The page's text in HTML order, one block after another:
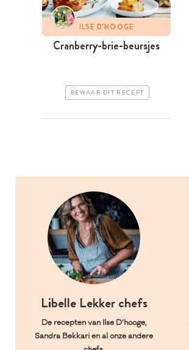
ILSE D'HOOGE
Cranberry-brie-beursjes
BEWAAR DIT RECEPT
Libelle Lekker chefs
De recepten van Ilse D’hooge,
Sandra Bekkari en al onze andere